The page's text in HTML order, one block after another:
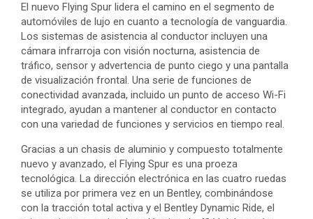
El nuevo Flying Spur lidera el camino en el segmento de
automóviles de lujo en cuanto a tecnología de vanguardia.
Los sistemas de asistencia al conductor incluyen una
cámara infrarroja con visión nocturna, asistencia de
tráfico, sensor y advertencia de punto ciego y una pantalla
de visualización frontal. Una serie de funciones de
conectividad avanzada, incluido un punto de acceso Wi-Fi
integrado, ayudan a mantener al conductor en contacto
con una variedad de funciones y servicios en tiempo real.
Gracias a un chasis de aluminio y compuesto totalmente
nuevo y avanzado, el Flying Spur es una proeza
tecnológica. La dirección electrónica en las cuatro ruedas
se utiliza por primera vez en un Bentley, combinándose
con la tracción total activa y el Bentley Dynamic Ride, el